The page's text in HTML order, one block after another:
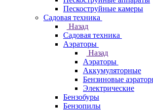
Пескоструйные камеры
Садовая техника
Назад
Садовая техника
Аэраторы
Назад
Аэраторы
Аккумуляторные
Бензиновые
Электрические
Бензобуры
Бензопилы